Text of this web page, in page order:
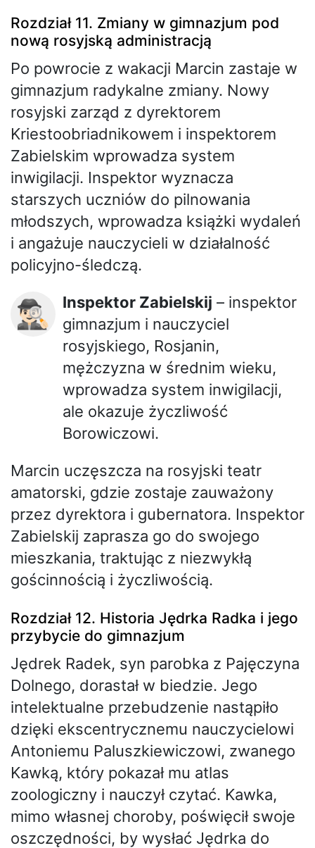
Rozdział 11. Zmiany w gimnazjum pod
nową rosyjską administracją
Po powrocie z wakacji Marcin zastaje w
gimnazjum radykalne zmiany. Nowy
rosyjski zarząd z dyrektorem
Kriestoobriadnikowem i inspektorem
Zabielskim wprowadza system
inwigilacji. Inspektor wyznacza
starszych uczniów do pilnowania
młodszych, wprowadza książki wydaleń
i angażuje nauczycieli w działalność
policyjno-śledczą.
🕵🏻‍♂️ Inspektor Zabielskij – inspektor
gimnazjum i nauczyciel
rosyjskiego, Rosjanin,
mężczyzna w średnim wieku,
wprowadza system inwigilacji,
ale okazuje życzliwość
Borowiczowi.
Marcin uczęszcza na rosyjski teatr
amatorski, gdzie zostaje zauważony
przez dyrektora i gubernatora. Inspektor
Zabielskij zaprasza go do swojego
mieszkania, traktując z niezwykłą
gościnnością i życzliwością.
Rozdział 12. Historia Jędrka Radka i jego
przybycie do gimnazjum
Jędrek Radek, syn parobka z Pajęczyna
Dolnego, dorastał w biedzie. Jego
intelektualne przebudzenie nastąpiło
dzięki ekscentrycznemu nauczycielowi
Antoniemu Paluszkiewiczowi, zwanego
Kawką, który pokazał mu atlas
zoologiczny i nauczył czytać. Kawka,
mimo własnej choroby, poświęcił swoje
oszczędności, by wysłać Jędrka do